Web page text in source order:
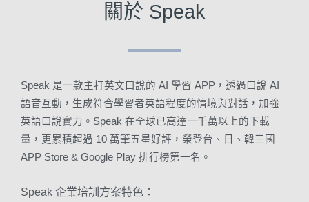
關於 Speak
Speak 是一款主打英文口說的 AI 學習 APP，透過口說 AI
語音互動，生成符合學習者英語程度的情境與對話，加強
英語口說實力。Speak 在全球已高達一千萬以上的下載
量，更累積超過 10 萬筆五星好評，榮登台、日、韓三國
APP Store & Google Play 排行榜第一名。
Speak 企業培訓方案特色：